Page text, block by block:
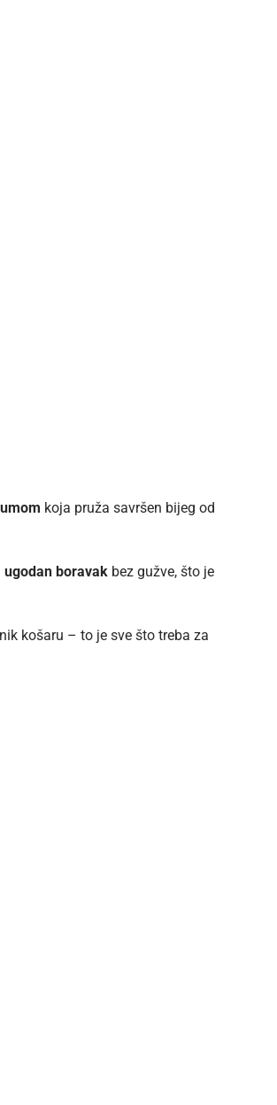
koja pruža savršen bijeg od
ugodan boravak bez gužve, što je
košaru – to je sve što treba za